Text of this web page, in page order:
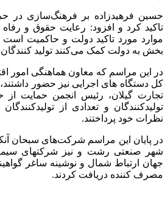
حسین فرهیدزاده بر فرهنگ‌سازی در
تاکید کرد و افزود: رعایت حقوق و
موارد مورد تاکید دولت و حاکمیت است
بخش به دولت کمک می‌کنند تولید
در این مراسم که معاون هماهنگی امور
کل دستگاه های اجرایی نیز حضور
تجارت گیلان، رئیس انجمن حمایت
تولیدکنندگان و تعدادی از
نظرات خود پرداختند.
در پایان این مراسم شرکت‌های سبحان
شهر صنعتی رشت و نیز شرکتهای
جهان ارتباط شمال و نوشینه ساغر
مصرف کننده دریافت کردند.